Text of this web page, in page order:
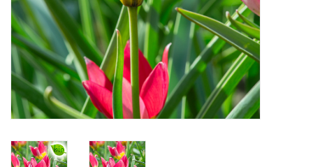
Beratung
Unser Garten!
Starke Zwiebel Tage
Neuigkeiten